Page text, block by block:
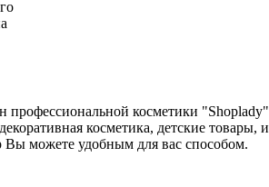
профессиональной косметики
косметика, детские
можете удобным для вас способом.